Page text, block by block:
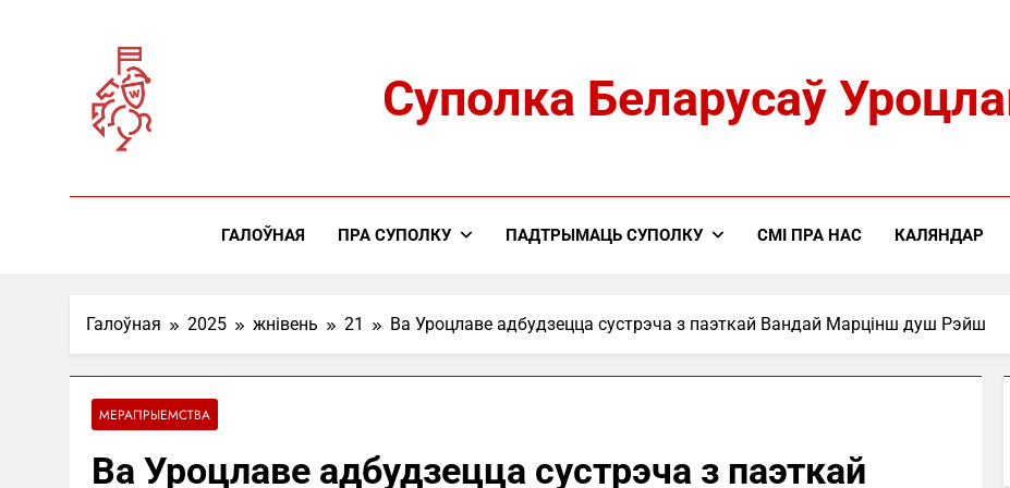
Суполка Беларусаў
ГАЛОЎНАЯ ПРА CУПОЛКУ ПАДТРЫМАЦЬ СУПОЛКУ СМІ ПРА НАС КАЛЯНДАР
Галоўная 2025 жнівень 21 Ва Уроцлаве адбудзецца сустрэча з паэткай Вандай Марцінш душ Рэйш
МЕРАПРЫЕМСТВА
Ва Уроцлаве адбудзецца сустрэча з паэткай